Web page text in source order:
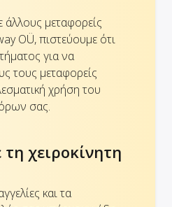
άλλους μεταφορείς
OÜ, πιστεύουμε ότι
για να
τους μεταφορείς
χρήση του
σας.
χειροκίνητη
και τα